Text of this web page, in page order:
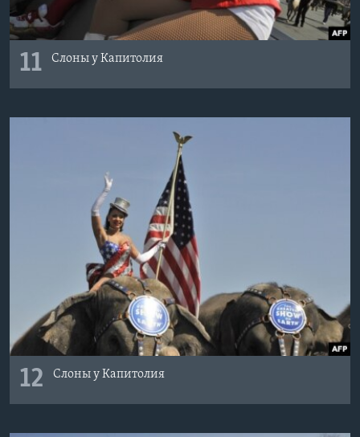
11 Слоны у Капитолия
12 Слоны у Капитолия